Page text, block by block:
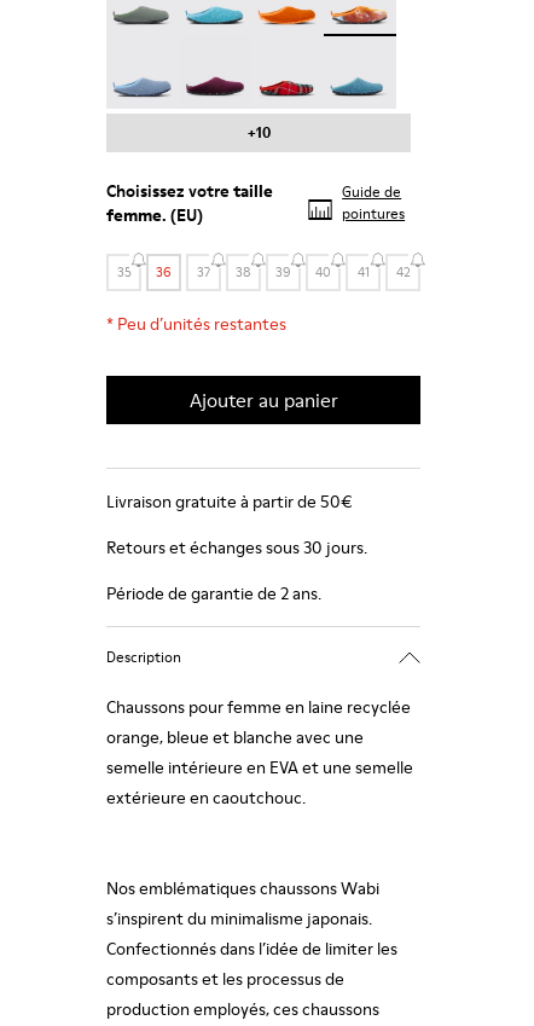
+10
Choisissez votretaille
femme. (EU)
Guide de
pointures
35 36 37 38 39 40 41 42
* Peu d’unités restantes
Ajouter au panier
Livraison gratuite à partir de 50€
Retours et échanges sous 30 jours.
Période de garantie de 2 ans.
Description
Chaussons pour femme en laine recyclée
orange, bleue et blanche avec une
semelle intérieure en EVA et une semelle
extérieure en caoutchouc.
Nos emblématiques chaussons Wabi
s’inspirent du minimalisme japonais.
Confectionnés dans l’idée de limiter les
composants et les processus de
production employés, ces chaussons